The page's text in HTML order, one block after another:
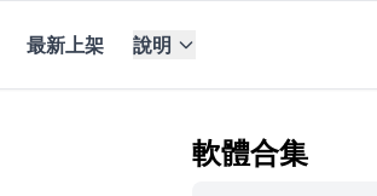
最新上架 說明
軟體合集